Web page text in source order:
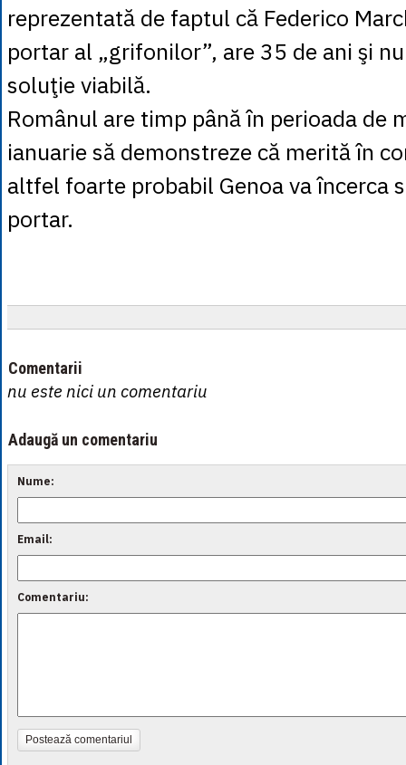
reprezentată de faptul că Federico
portar al „grifonilor”, are 35 de ani şi
soluţie viabilă.
Românul are timp până în perioada de
ianuarie să demonstreze că merită în
altfel foarte probabil Genoa va încerca
portar.
Comentarii
nu este nici un comentariu
Adaugă un comentariu
Nume:
Email:
Comentariu:
Postează comentariul